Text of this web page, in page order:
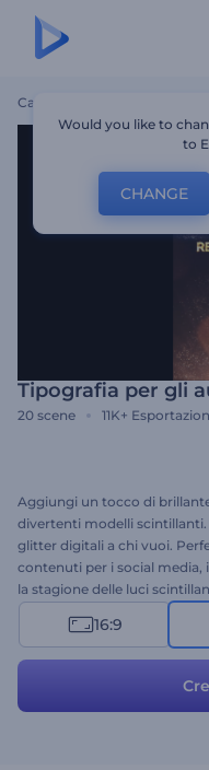
Casa
Tipografia per gli
20 scene 11K+
Aggiungi un tocco di
divertenti modelli scintillanti.
glitter digitali a chi vuoi.
contenuti per i social
la stagione delle luci
16:9
Would you like to
to
CHANGE